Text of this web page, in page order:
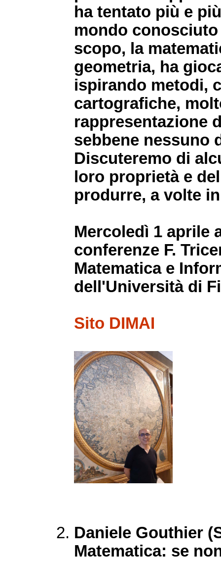
ha tentato più e
mondo
scopo, la
geometria, ha
ispirando metodi,
cartografiche,
rappresentazione
sebbene nessuno
Discuteremo di
loro proprietà e
produrre, a volte
Mercoledì 1 aprile
conferenze F.
Matematica e
dell'Università di
Sito DIMAI
Daniele Gouthier
Matematica: se